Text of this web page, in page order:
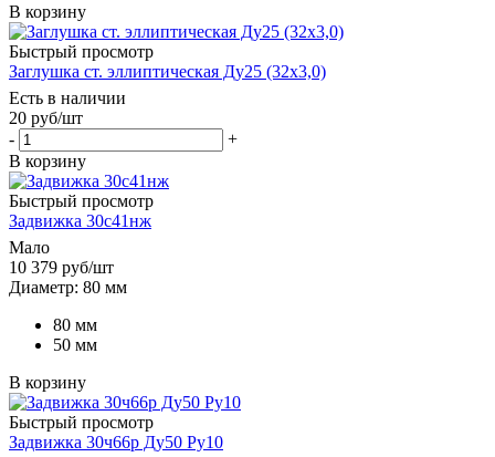
В корзину
Быстрый просмотр
Заглушка ст. эллиптическая Ду25 (32х3,0)
Есть в наличии
20 руб/шт
-
+
В корзину
Быстрый просмотр
Задвижка 30с41нж
Мало
10 379 руб/шт
Диаметр: 80 мм
80 мм
50 мм
В корзину
Быстрый просмотр
Задвижка 30ч66р Ду50 Ру10